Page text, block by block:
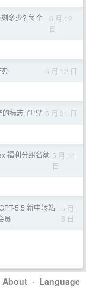
多少? 每个
6 月 12
日
办 6 月 12 日
标志了吗？ 5 月 31 日
福利分组名额 5 月 14
日
5.5 新中转站
员
5 月
8 日
About · Language